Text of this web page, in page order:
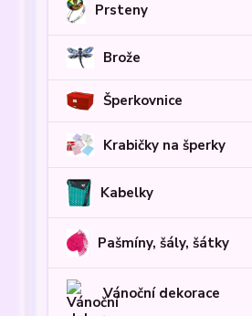
Prsteny
Brože
Šperkovnice
Krabičky na šperky
Kabelky
Pašmíny, šály, šátky
Vánoční dekorace